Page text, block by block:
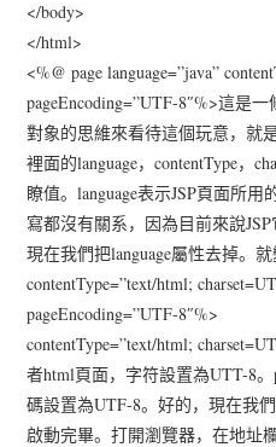
</body>
</html>
<%@ page language=”java”
pageEncoding=”UTF-8″%>這是
對象的思維來看待這個玩意，就
裡面的language，contentType，
瞭值。language表示JSP頁面所
寫都沒有關系，因為目前來說JSP
現在我們把language屬性去掉。
contentType=”text/html;
pageEncoding=”UTF-8″%>
contentType=”text/html;
者html頁面，字符設置為UTT-8。
碼設置為UTF-8。好的，現在我
啟動完畢。打開瀏覽器，在地址